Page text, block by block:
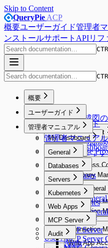
Skip to Content
QueryPie ACP
概要ユーザーガイド管理者
ンストールサポート APIリフ
概要
Overview
システム構成図
Proxy Management
Proxy
Database
ユーザーガイド
ユーザーガイド
My Dashboard
My
Emailによ
Workflow
Workflow
DB Access
SQL Request
SQL
実行
SQL Export
Unmasking
要求）
Restricted
ータアクセ
Database Access
Database
Web SQLエ
Default
エージェン
Google
Custom Data
Server Access
Server
認証された
Webターミ
Web SFTP
Kubernetes Access
Kubernetes
アクセス権
Web Client
る
Web Access Control
Web Access
Root CA証
ール
Webアプリ
MCP Access
MCP Access
MACを使用
Preferences
User Agent
管理者マニュアル
管理者マニュアル
General
General
Company
Alerts
User
User
Users
Groups
Roles
Workflow
All
System
System
Databases
Databases
DAC
DAC
Connection
Cloud
DB
DB Access
DB
Policies
Policies
Ledger
Servers
Servers
SAC
Connection
Cloud
Server
Server
Server
Session
Kubernetes
Kubernetes
KAC
Connection
K8s Access
Web Apps
Web Apps
Connection
Web App
MCP Server
MCP Server
MCP Server
Audit
Audit